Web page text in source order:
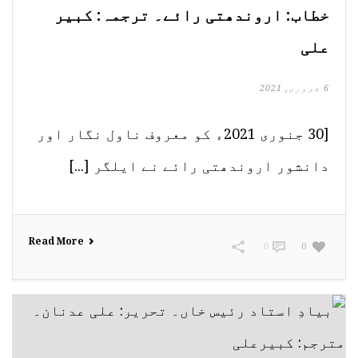
خطاب: اروندھتی رائے۔ ترجمہ: کبیر
علی
6 فروری, 2021
[30 جنوری 2021ء کو معروف ناول نگار اور
دانشور اروندھتی رائے نے ایلگر [...]
Read More 0
0